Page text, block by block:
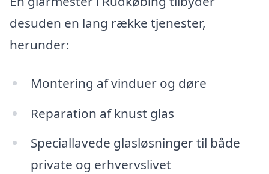
desuden en lang række tjenester,
herunder:
Montering af vinduer og døre
Reparation af knust glas
Speciallavede glasløsninger til både
private og erhvervslivet